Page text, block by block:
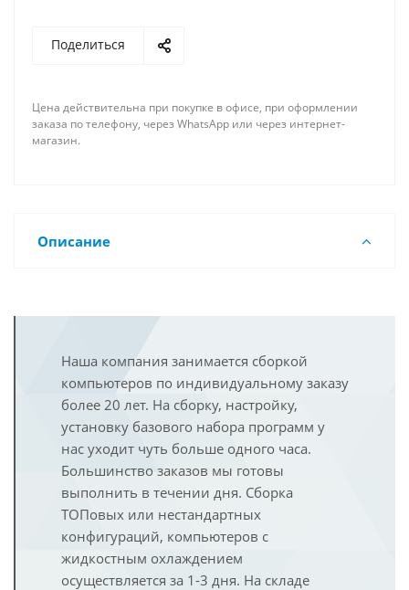
Поделиться
Цена действительна при покупке в офисе, при оформлении
заказа по телефону, через WhatsApp или через интернет-
магазин.
Описание
Наша компания занимается сборкой
компьютеров по индивидуальному заказу
более 20 лет. На сборку, настройку,
установку базового набора программ у
нас уходит чуть больше одного часа.
Большинство заказов мы готовы
выполнить в течении дня. Сборка
ТОПовых или нестандартных
конфигураций, компьютеров с
жидкостным охлаждением
осуществляется за 1-3 дня. На складе